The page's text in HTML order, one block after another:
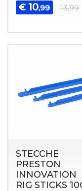
€ 10,99 13,99
STECCHE
PRESTON
INNOVATION
RIG STICKS